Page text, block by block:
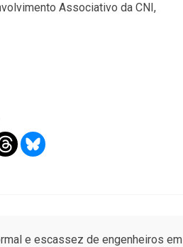
Associativo da CNI,
e escassez de engenheiros em